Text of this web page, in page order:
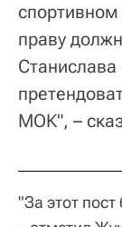
праву
МОК", –
"За этот